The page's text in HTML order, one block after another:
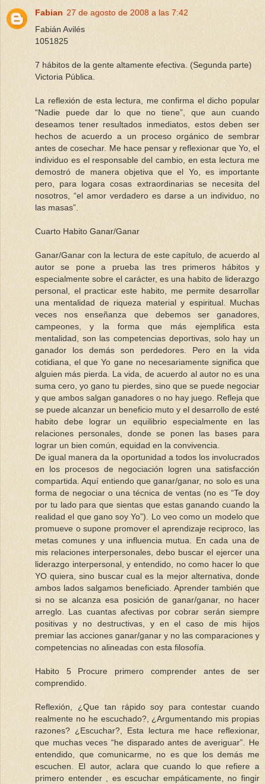
Fabian 27 de agosto de 2008 a las 7:42
Fabián Avilés
1051825
7 hábitos de la gente altamente efectiva. (Segunda parte)
Victoria Pública.
La reflexión de esta lectura, me confirma el dicho popular
“Nadie puede dar lo que no tiene”, que aun cuando
deseamos tener resultados inmediatos, estos deben ser
hechos de acuerdo a un proceso orgánico de sembrar
antes de cosechar. Me hace pensar y reflexionar que Yo, el
individuo es el responsable del cambio, en esta lectura me
demostró de manera objetiva que el Yo, es importante
pero, para logara cosas extraordinarias se necesita del
nosotros, “el amor verdadero es darse a un individuo, no
las masas”.
Cuarto Habito Ganar/Ganar
Ganar/Ganar con la lectura de este capítulo, de acuerdo al
autor se pone a prueba las tres primeros hábitos y
especialmente sobre el carácter, es una habito de liderazgo
personal, el practicar este habito, me permite desarrollar
una mentalidad de riqueza material y espiritual. Muchas
veces nos enseñanza que debemos ser ganadores,
campeones, y la forma que más ejemplifica esta
mentalidad, son las competencias deportivas, solo hay un
ganador los demás son perdedores. Pero en la vida
cotidiana, el que Yo gane no necesariamente significa que
alguien más pierda. La vida, de acuerdo al autor no es una
suma cero, yo gano tu pierdes, sino que se puede negociar
y que ambos salgan ganadores o no hay juego. Refleja que
se puede alcanzar un beneficio muto y el desarrollo de esté
habito debe lograr un equilibrio especialmente en las
relaciones personales, donde se ponen las bases para
lograr un bien común, equidad en la convivencia.
De igual manera da la oportunidad a todos los involucrados
en los procesos de negociación logren una satisfacción
compartida. Aquí entiendo que ganar/ganar, no solo es una
forma de negociar o una técnica de ventas (no es “Te doy
por tu lado para que sientas que estas ganando cuando la
realidad el que gano soy Yo”). Lo veo como un modelo que
promueve o supone promover el aprendizaje reciproco, las
metas comunes y una influencia mutua. En cada una de
mis relaciones interpersonales, debo buscar el ejercer una
liderazgo interpersonal, y entendido, no como hacer lo que
YO quiera, sino buscar cual es la mejor alternativa, donde
ambos lados salgamos beneficiado. Aprender también que
si no se alcanza esa posición de ganar/ganar, no hacer
arreglo. Las cuantas afectivas por cobrar serán siempre
positivas y no destructivas, y en el caso de mis hijos
premiar las acciones ganar/ganar y no las comparaciones y
competencias no alineadas con esta filosofía.
Habito 5 Procure primero comprender antes de ser
comprendido.
Reflexión, ¿Que tan rápido soy para contestar cuando
realmente no he escuchado?, ¿Argumentando mis propias
razones? ¿Escuchar?, Esta lectura me hace reflexionar,
que muchas veces “he disparado antes de averiguar”. He
entendido, que comunicarme, no es que los demás me
escuchen. El autor, aclara que cuando lo que refiere a
primero entender , es escuchar empáticamente, no fingir